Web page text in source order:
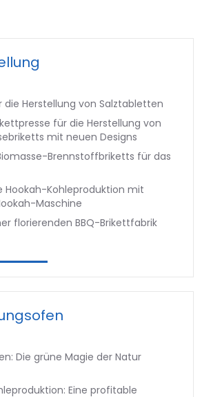
die Herstellung von Salztabletten
für die Herstellung von
mit neuen Designs
Brennstoffbriketts für das
Hookah-Kohleproduktion mit
Maschine
florierenden BBQ-Brikettfabrik
Die grüne Magie der Natur
Eine profitable